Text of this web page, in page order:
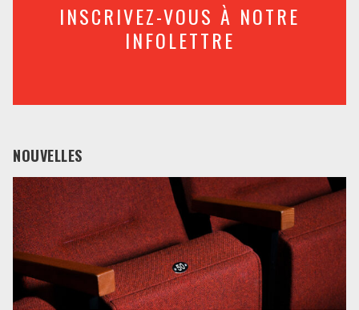
INSCRIVEZ-VOUS À NOTRE
INFOLETTRE
NOUVELLES